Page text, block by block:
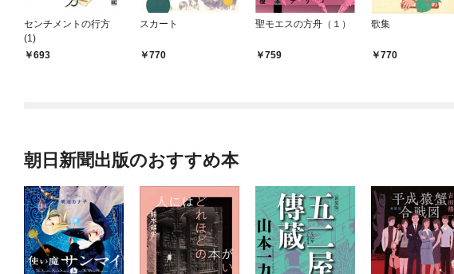
センチメントの行方
(1)
693
スカート
770
聖モエスの方舟（１）
759
歌集
770
朝日新聞出版のおすすめ本